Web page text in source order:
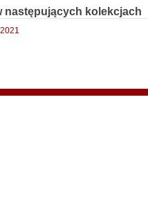
następujących kolekcjach